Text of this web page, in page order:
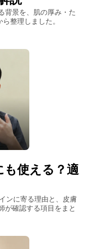
背景を、肌の厚み・た
整理しました。
も使える？適
ンに寄る理由と、皮膚
が確認する項目をまと